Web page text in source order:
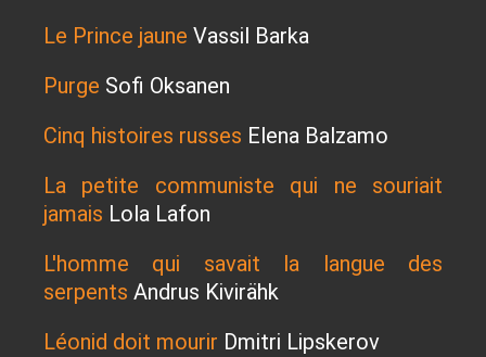
Le Prince jaune Vassil Barka
Purge Sofi Oksanen
Cinq histoires russes Elena Balzamo
La petite communiste qui ne souriait
jamais Lola Lafon
L'homme qui savait la langue des
serpents Andrus Kivirähk
Léonid doit mourir Dmitri Lipskerov